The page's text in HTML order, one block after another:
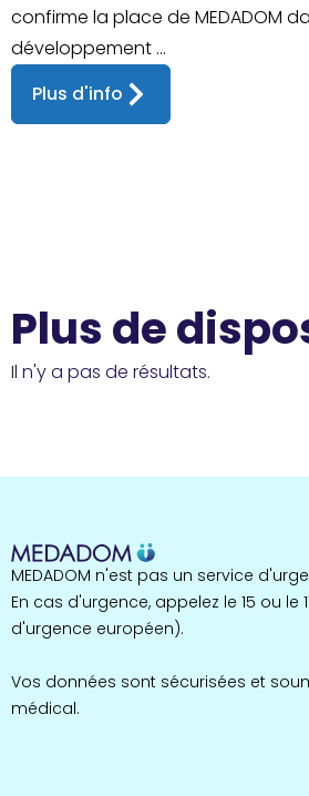
confirme la place de MEDADOM
développement ...
Plus d'info
Plus de
Il n'y a pas de résultats.
MEDADOM n'est pas un service
En cas d'urgence, appelez le 15 ou le
d'urgence européen).
Vos données sont sécurisées et
médical.